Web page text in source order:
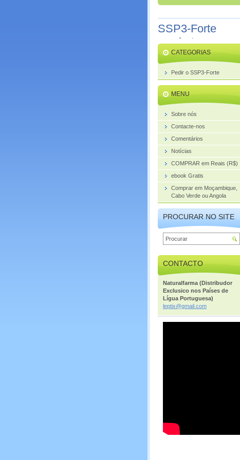
SSP3-Forte
combate o
aumento da
próstata
CATEGORIAS
Pedir o SSP3-Forte
MENU
Sobre nós
Contacte-nos
Comentários
Notícias
COMPRAR em Reais (R$)
ebook Gratis
Comprar em Moçambique,
Cabo Verde ou Angola
PROCURAR NO SITE
CONTACTO
Naturalfarma (Distribudor
Exclusico nos Países de
Lígua Portuguesa)
leptix@gmail.com